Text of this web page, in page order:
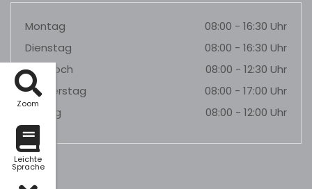
Zoom
Leichte
Sprache
Montag
08:00 - 16:30 Uhr
Dienstag
08:00 - 16:30 Uhr
Mittwoch
08:00 - 12:30 Uhr
Donnerstag
08:00 - 17:00 Uhr
Freitag
08:00 - 12:00 Uhr